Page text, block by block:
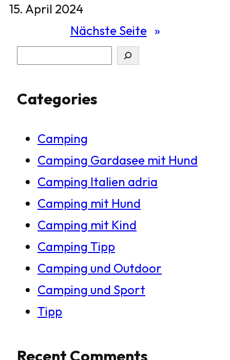
15. April 2024
Nächste Seite »
c
Categories
Camping
Camping Gardasee mit Hund
Camping Italien adria
Camping mit Hund
Camping mit Kind
Camping Tipp
Camping und Outdoor
Camping und Sport
Tipp
Recent Comments